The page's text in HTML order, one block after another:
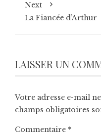
Next
La Fiancée d’Arthur
LAISSER UN
Votre adresse e-mail
champs obligatoires
Commentaire *